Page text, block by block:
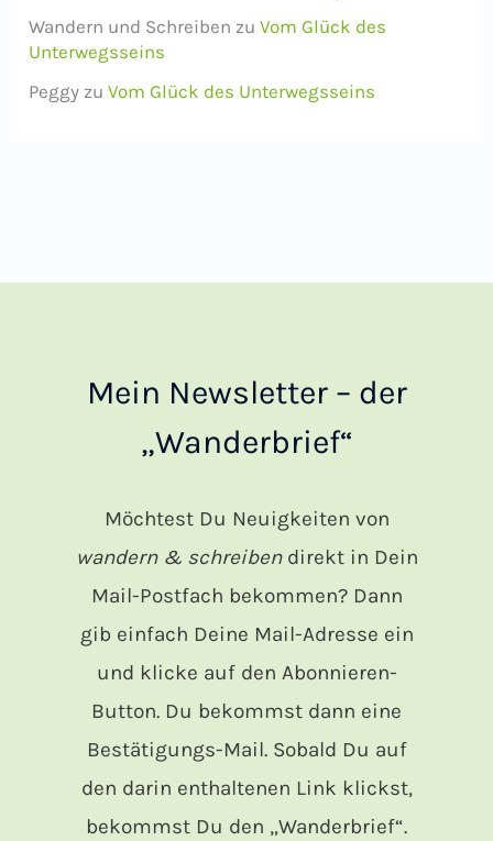
Wandern und Schreiben zuVom Glück des
Unterwegsseins
Peggy zuVom Glück des Unterwegsseins
Mein Newsletter – der
„Wanderbrief“
Möchtest Du Neuigkeiten von
wandern & schreibendirekt in Dein
Mail-Postfach bekommen? Dann
gib einfach Deine Mail-Adresse ein
und klicke auf den Abonnieren-
Button. Du bekommst dann eine
Bestätigungs-Mail. Sobald Du auf
den darin enthaltenen Link klickst,
bekommst Du den „Wanderbrief“.